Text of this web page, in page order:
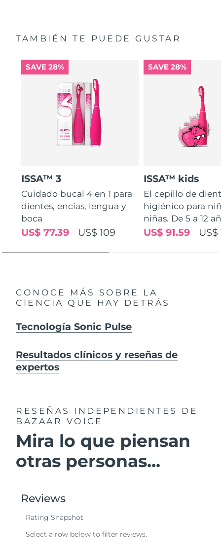
TAMBIÉN TE PUEDE GUSTAR
SAVE 28%
ISSA™ 3
Cuidado bucal 4 en 1 para
dientes, encías, lengua y
boca
US$ 109
US$ 77.39
SAVE 28%
ISSA™ kids
El cepillo de
higiénico para
niñas. De 5 a 12
US$
US$ 91.59
CONOCE MÁS SOBRE LA
CIENCIA QUE HAY DETRÁS
Tecnología Sonic Pulse
Resultados clínicos y reseñas de
expertos
RESEÑAS INDEPENDIENTES
DE
BAZAAR VOICE
Mira lo que piensan
otras personas...